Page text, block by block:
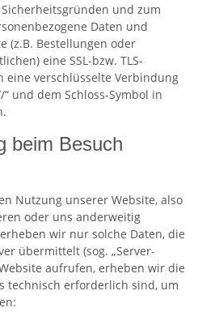
und zum
Daten und
(z.B. Bestellungen oder
eine SSL-bzw. TLS-
eine verschlüsselte Verbindung
und dem Schloss-Symbol in
beim Besuch
Nutzung unserer Website, also
oder uns anderweitig
wir nur solche Daten, die
übermittelt (sog. „Server-
aufrufen, erheben wir die
technisch erforderlich sind, um